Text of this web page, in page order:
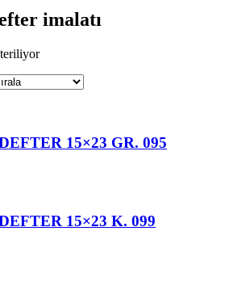
imalatı
Popülerliğe
sıralandı
15×23 GR. 095
15×23 K. 099